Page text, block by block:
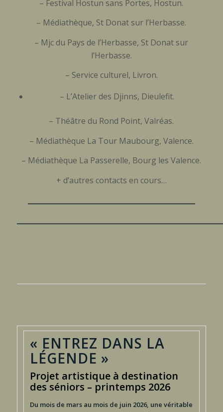
– Festival Hostun sans Portes, Hostun.
– Médiathèque, St Donat sur l’Herbasse.
– Mjc du Pays de l’Herbasse, St Donat sur
l’Herbasse.
– Service culturel, Livron.
– L’Atelier des Djinns, Dieulefit.
– Théâtre du Rond Point, Valréas.
– Médiathèque La Tour Maubourg, Valence.
– Médiathèque La Passerelle, Bourg les Valence.
+ d’autres contacts en cours…
« ENTREZ DANS LA
LÉGENDE »
Projet artistique à destination
des séniors – printemps 2026
Du mois de mars au mois de juin 2026, une véritable